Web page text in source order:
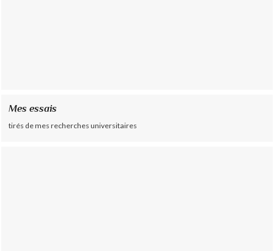
Mes essais
tirés de mes recherches universitaires